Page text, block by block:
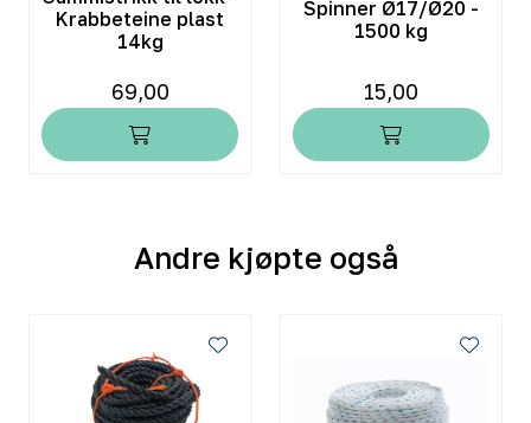
Krabbeteine plast
14kg
69,00
Spinner Ø17/Ø20 -
1500 kg
15,00
Andre kjøpte også